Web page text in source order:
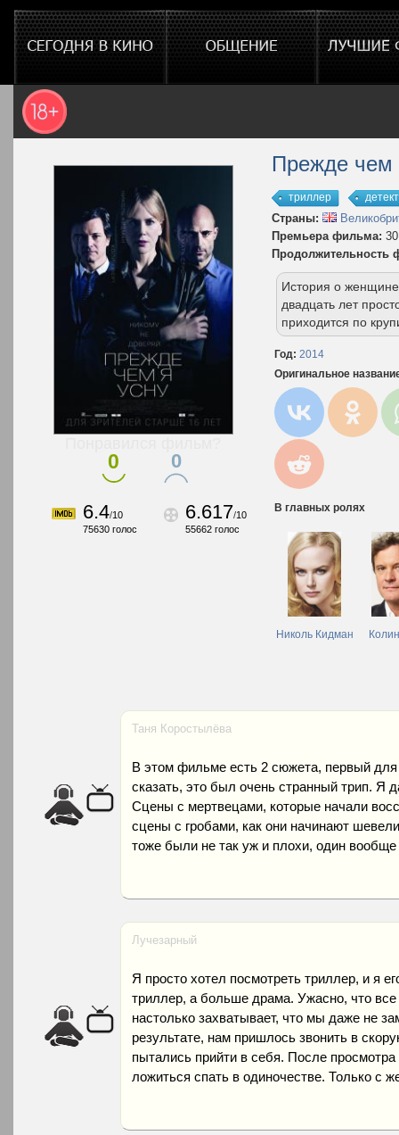
0 0
6.4/10
75630 голос
6.617/10
55662 голос
Прежде чем
триллер
Страны:
Премьера фильма:
Продолжительность
История о
двадцать лет
приходится по
Год: 2014
Оригинальное
В главных ролях
Николь Кидман
Таня Коростылёва
В этом фильме есть 2 сюжета, первый
сказать, это был очень странный трип. Я
Сцены с мертвецами, которые начали
сцены с гробами, как они начинают
тоже были не так уж и плохи, один
Лучезарный
Я просто хотел посмотреть триллер, и я
триллер, а больше драма. Ужасно, что
настолько захватывает, что мы даже не
результате, нам пришлось звонить в
пытались прийти в себя. После
ложиться спать в одиночестве. Только с